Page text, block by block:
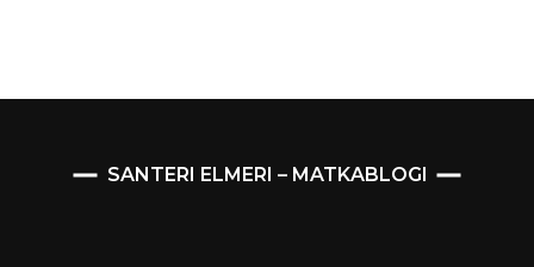
SANTERI ELMERI – MATKABLOGI